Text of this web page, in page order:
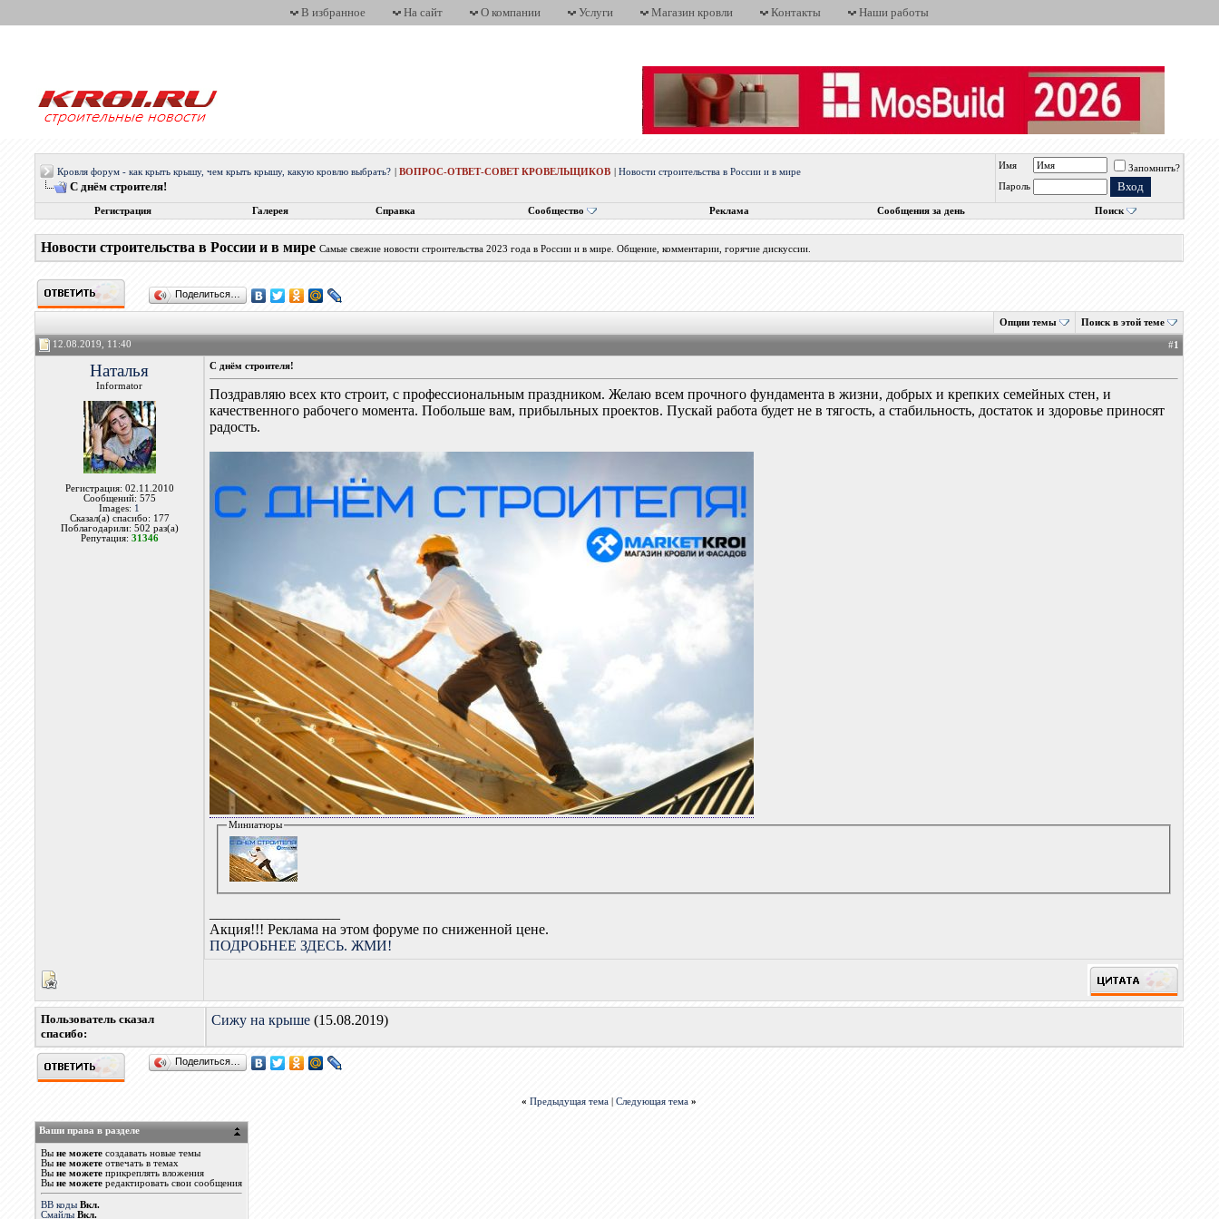
В избранное На сайт О компании Услуги Магазин кровли Контакты Наши работы
Кровля форум - как крыть крышу, чем крыть крышу, какую кровлю выбрать? |ВОПРОС-ОТВЕТ-СОВЕТ КРОВЕЛЬЩИКОВ |Новости строительства в России и в мире
С днём строителя!
Имя
Запомнить?
Пароль
Регистрация Галерея Справка Сообщество Реклама Сообщения за день Поиск
Новости строительства в России и в мире Самые свежие новости строительства 2023 года в России и в мире. Общение, комментарии, горячие дискуссии.
Поделиться…
Опции темы Поиск в этой теме
12.08.2019, 11:40 #1
Наталья
Informator
Регистрация: 02.11.2010
Сообщений: 575
Images: 1
Сказал(а) спасибо: 177
Поблагодарили: 502 раз(а)
Репутация: 31346
С днём строителя!
Поздравляю всех кто строит, с профессиональным праздником. Желаю всем прочного фундамента в жизни, добрых и крепких семейных стен, и
качественного рабочего момента. Побольше вам, прибыльных проектов. Пускай работа будет не в тягость, а стабильность, достаток и здоровье приносят
радость.
Миниатюры
Акция!!! Реклама на этом форуме по сниженной цене.
ПОДРОБНЕЕ ЗДЕСЬ. ЖМИ!
Пользователь сказал
cпасибо:
Сижу на крыше (15.08.2019)
Поделиться…
« Предыдущая тема |Следующая тема »
Ваши права в разделе
Выне можете создавать новые темы
Выне можете отвечать в темах
Выне можете прикреплять вложения
Выне можете редактировать свои сообщения
BB коды Вкл.
Смайлы Вкл.